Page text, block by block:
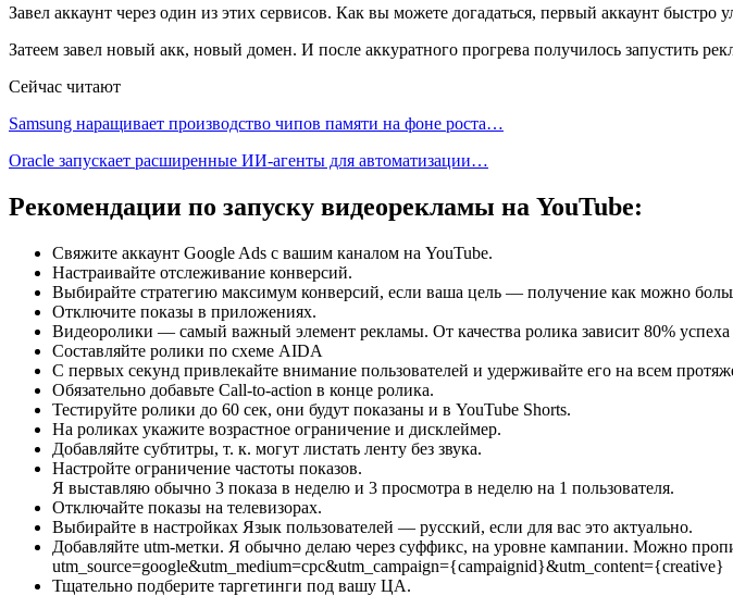
Завел аккаунт через один из этих сервисов. Как вы можете догадаться, первый аккаунт быстро
Затеем завел новый акк, новый домен. И после аккуратного прогрева получилось запустить
Сейчас читают
Samsung наращивает производство чипов памяти на фоне роста…
Oracle запускает расширенные ИИ‑агенты для автоматизации…
Рекомендации по запуску видеорекламы на YouTube:
Свяжите аккаунт Google Ads с вашим каналом на YouTube.
Настраивайте отслеживание конверсий.
Выбирайте стратегию максимум конверсий, если ваша цель — получение как можно
Отключите показы в приложениях.
Видеоролики — самый важный элемент рекламы. От качества ролика зависит 80%
Составляйте ролики по схеме AIDA
С первых секунд привлекайте внимание пользователей и удерживайте его на всем
Обязательно добавьте Call-to-action в конце ролика.
Тестируйте ролики до 60 сек, они будут показаны и в YouTube Shorts.
На роликах укажите возрастное ограничение и дисклеймер.
Добавляйте субтитры, т. к. могут листать ленту без звука.
Настройте ограничение частоты показов.
Я выставляю обычно 3 показа в неделю и 3 просмотра в неделю на 1 пользователя.
Отключайте показы на телевизорах.
Выбирайте в настройках Язык пользователей — русский, если для вас это актуально.
Добавляйте utm-метки. Я обычно делаю через суффикс, на уровне кампании. Можно
utm_source=google&utm_medium=cpc&utm_campaign={campaignid}&utm_content={creative}
Тщательно подберите таргетинги под вашу ЦА.